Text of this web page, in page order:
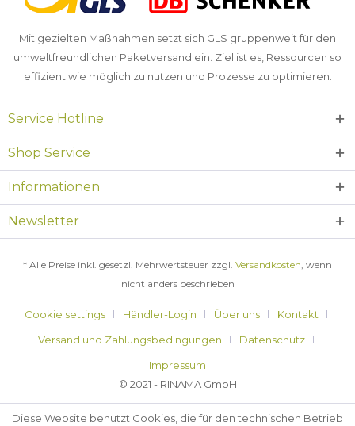
Mit gezielten Maßnahmen setzt sich GLS gruppenweit für den
umweltfreundlichen Paketversand ein. Ziel ist es, Ressourcen so
effizient wie möglich zu nutzen und Prozesse zu optimieren.
Service Hotline
Shop Service
Informationen
Newsletter
* Alle Preise inkl. gesetzl. Mehrwertsteuer zzgl. Versandkosten, wenn
nicht anders beschrieben
Cookie settings Händler-Login Über uns
Kontakt
Versand und Zahlungsbedingungen
Datenschutz
Impressum
© 2021 - RINAMA GmbH
Diese Website benutzt Cookies, die für den technischen Betrieb